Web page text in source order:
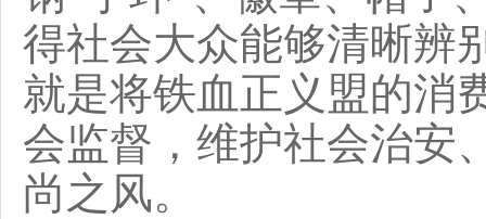
得社会大众能够清晰辨
就是将铁血正义盟的消
会监督，维护社会治安
尚之风。